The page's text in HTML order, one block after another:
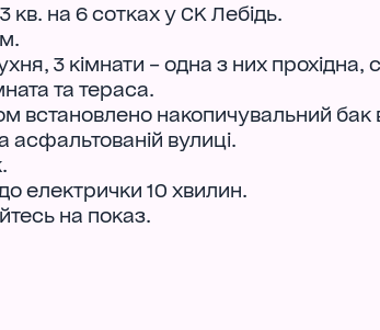
кв. на 6 сотках у СК Лебідь.
3 кімнати – одна з них прохідна,
та тераса.
встановлено накопичувальний бак
асфальтованій вулиці.
електрички 10 хвилин.
на показ.